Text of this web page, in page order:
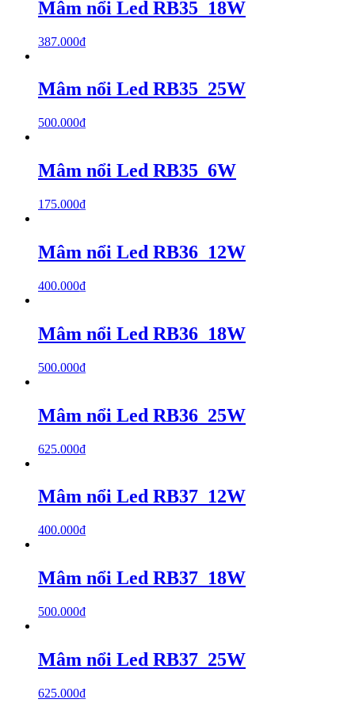
Mâm nổi Led RB35_18W
387.000₫
Mâm nổi Led RB35_25W
500.000₫
Mâm nổi Led RB35_6W
175.000₫
Mâm nổi Led RB36_12W
400.000₫
Mâm nổi Led RB36_18W
500.000₫
Mâm nổi Led RB36_25W
625.000₫
Mâm nổi Led RB37_12W
400.000₫
Mâm nổi Led RB37_18W
500.000₫
Mâm nổi Led RB37_25W
625.000₫